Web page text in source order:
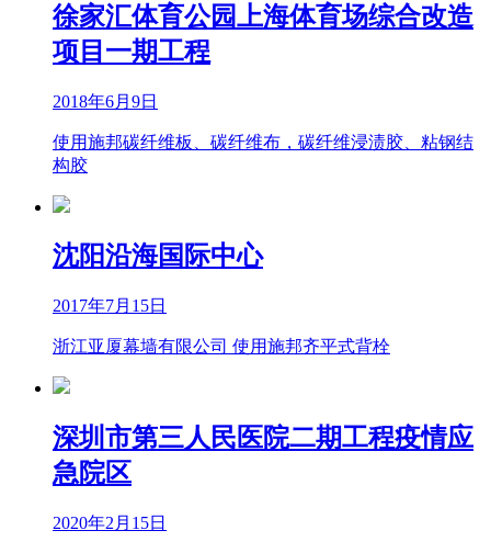
徐家汇体育公园上海体育场综合改造
项目一期工程
2018年6月9日
使用施邦碳纤维板、碳纤维布，碳纤维浸渍胶、粘钢结
构胶
沈阳沿海国际中心
2017年7月15日
浙江亚厦幕墙有限公司 使用施邦齐平式背栓
深圳市第三人民医院二期工程疫情应
急院区
2020年2月15日